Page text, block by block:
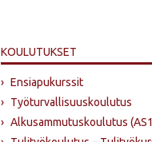
KOULUTUKSET
› Ensiapukurssit
› Työturvallisuuskoulutus
› Alkusammutus­koulutus